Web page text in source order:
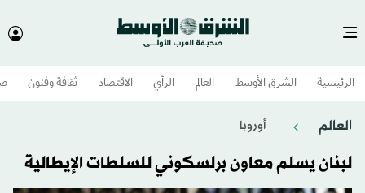
الرئيسية الشرق الأوسط​ العالم الرأي الاقتصاد ثقافة وفنون
العالم أوروبا
لبنان يسلم معاون برلسكوني للسلطات الإيطالية